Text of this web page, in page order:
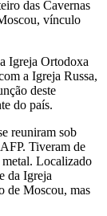
das Cavernas
vínculo
Igreja Ortodoxa
a Igreja Russa,
deste
do país.
reuniram sob
Tiveram de
metal. Localizado
da Igreja
de Moscou, mas